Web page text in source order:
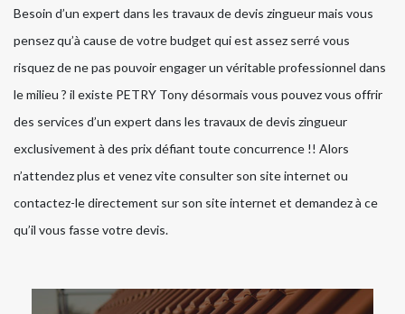
Besoin d’un expert dans les travaux de devis zingueur mais vous
pensez qu’à cause de votre budget qui est assez serré vous
risquez de ne pas pouvoir engager un véritable professionnel dans
le milieu ? il existe PETRY Tony désormais vous pouvez vous offrir
des services d’un expert dans les travaux de devis zingueur
exclusivement à des prix défiant toute concurrence !! Alors
n’attendez plus et venez vite consulter son site internet ou
contactez-le directement sur son site internet et demandez à ce
qu’il vous fasse votre devis.